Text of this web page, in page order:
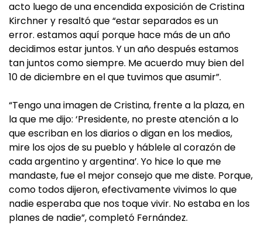
acto luego de una encendida exposición de Cristina
Kirchner y resaltó que “estar separados es un
error. estamos aquí porque hace más de un año
decidimos estar juntos. Y un año después estamos
tan juntos como siempre. Me acuerdo muy bien del
10 de diciembre en el que tuvimos que asumir”.
“Tengo una imagen de Cristina, frente a la plaza, en
la que me dijo: ‘Presidente, no preste atención a lo
que escriban en los diarios o digan en los medios,
mire los ojos de su pueblo y háblele al corazón de
cada argentino y argentina’. Yo hice lo que me
mandaste, fue el mejor consejo que me diste. Porque,
como todos dijeron, efectivamente vivimos lo que
nadie esperaba que nos toque vivir. No estaba en los
planes de nadie”, completó Fernández.